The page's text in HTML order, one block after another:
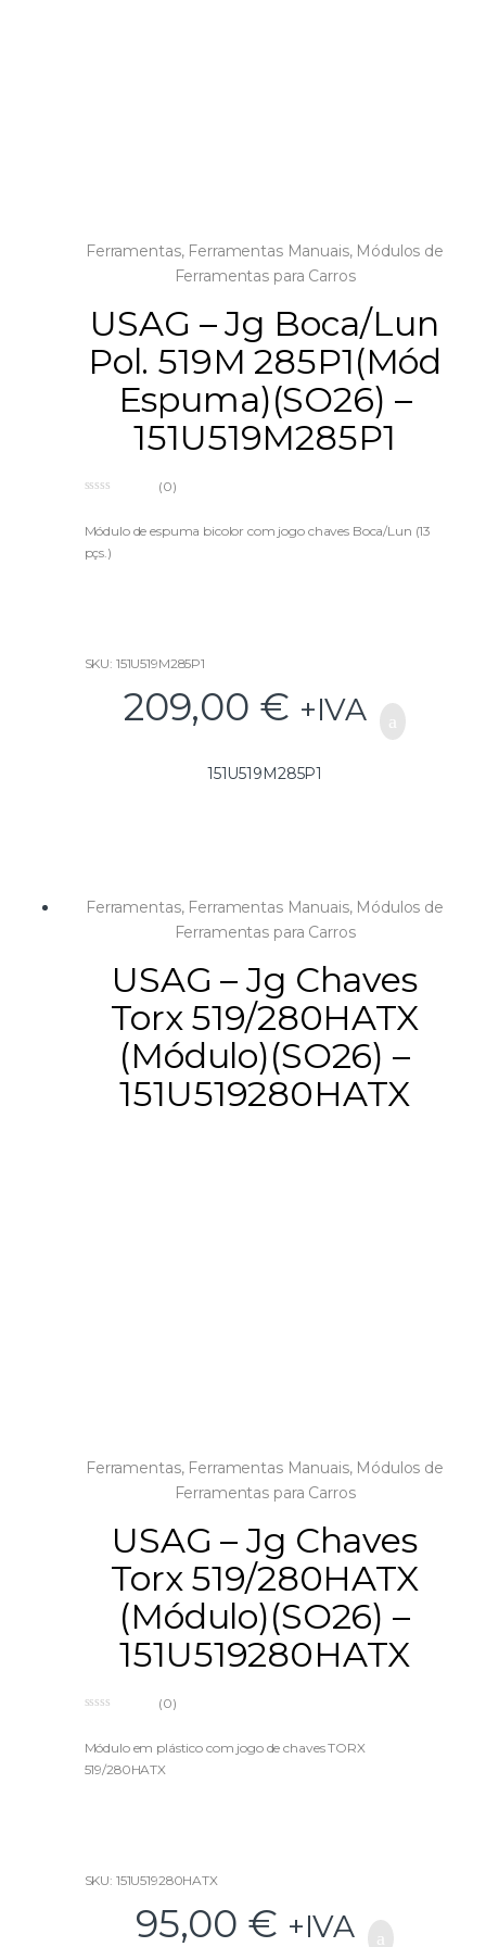
Ferramentas, Ferramentas Manuais, Módulos de
Ferramentas para Carros
USAG – Jg Boca/Lun
Pol. 519M 285P1(Mód
Espuma)(SO26) –
151U519M285P1
u
o
(0)
Módulo de espuma bicolor com jogo chaves Boca/Lun (13
pçs.)
SKU: 151U519M285P1
209,00 € +IVA
151U519M285P1
Ferramentas, Ferramentas Manuais, Módulos de
Ferramentas para Carros
USAG – Jg Chaves
Torx 519/280HATX
(Módulo)(SO26) –
151U519280HATX
Ferramentas, Ferramentas Manuais, Módulos de
Ferramentas para Carros
USAG – Jg Chaves
Torx 519/280HATX
(Módulo)(SO26) –
151U519280HATX
u
o
(0)
Módulo em plástico com jogo de chaves TORX
519/280HATX
SKU: 151U519280HATX
95,00 € +IVA